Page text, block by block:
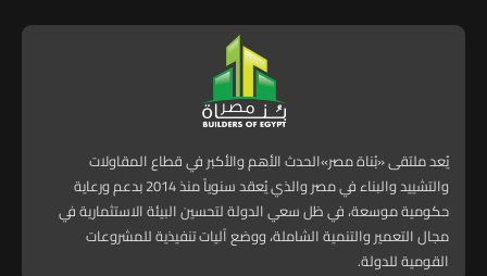
يُعد ملتقى «بُناة مصر»الحدث الأهم والأكبر في قطاع المقاولات
والتشييد والبناء في مصر والذي يُعقد سنوياً منذ 2014 بدعم ورعاية
حكومية موسعة، في ظل سعي الدولة لتحسين البيئة الاستثمارية في
مجال التعمير والتنمية الشاملة، ووضع آليات تنفيذية للمشروعات
القومية للدولة.